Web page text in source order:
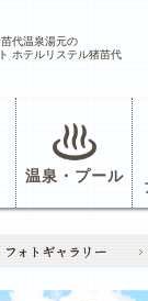
代温泉湯元の
ホテルリステル猪苗代
温泉・プール